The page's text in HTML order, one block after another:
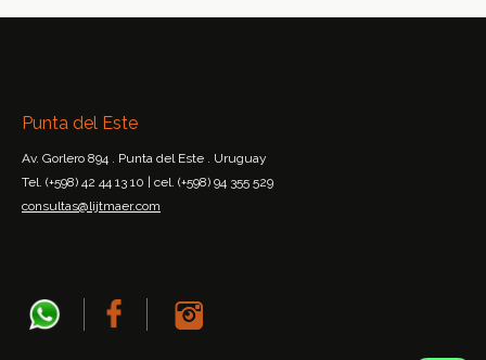
Punta del Este
Av. Gorlero 894 . Punta del Este . Uruguay
Tel. (+598) 42 44 13 10 | cel. (+598) 94 355 529
consultas@lijtmaer.com